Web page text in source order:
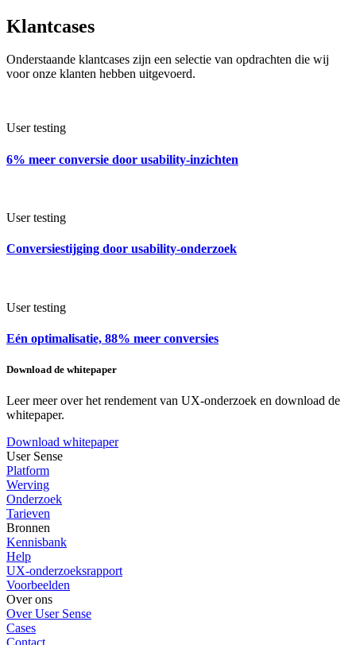
Klantcases
Onderstaande klantcases zijn een selectie van opdrachten die wij
voor onze klanten hebben uitgevoerd.
User testing
6% meer conversie door usability-inzichten
User testing
Conversiestijging door usability-onderzoek
User testing
Eén optimalisatie, 88% meer conversies
Download de whitepaper
Leer meer over het rendement van UX-onderzoek en download de
whitepaper.
Download whitepaper
User Sense
Platform
Werving
Onderzoek
Tarieven
Bronnen
Kennisbank
Help
UX-onderzoeksrapport
Voorbeelden
Over ons
Over User Sense
Cases